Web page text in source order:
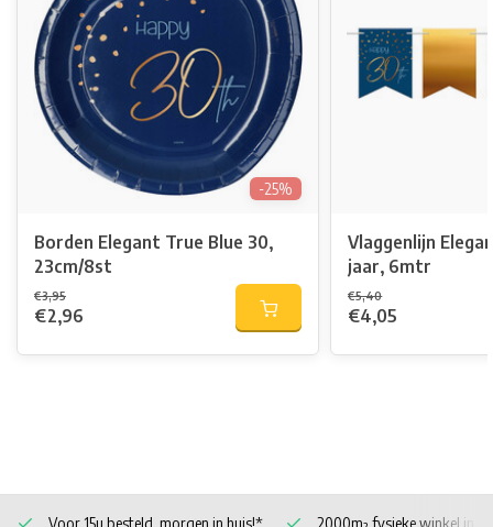
-25%
Borden Elegant True Blue 30,
23cm/8st
€3,95
€2,96
Vlaggenlijn
jaar, 6mtr
€5,40
€4,05